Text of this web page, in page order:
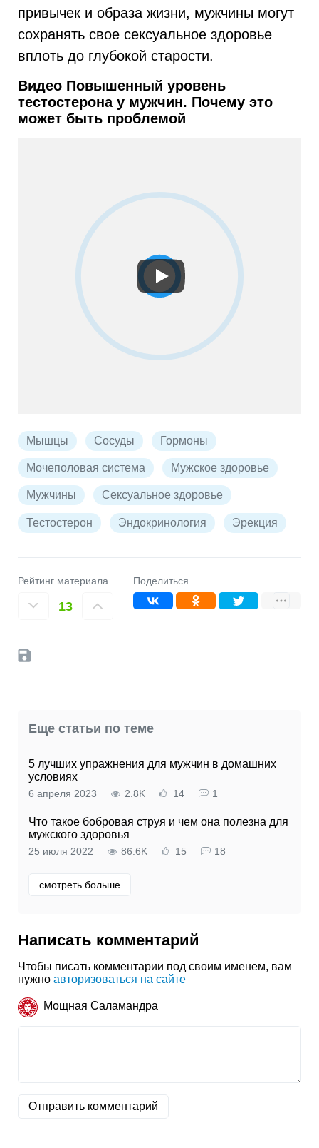
привычек и образа жизни, мужчины могут
сохранять свое сексуальное здоровье
вплоть до глубокой старости.
Видео Повышенный уровень
тестостерона у мужчин. Почему это
может быть проблемой
Мышцы Сосуды Гормоны
Мочеполовая система Мужское здоровье
Мужчины Сексуальное здоровье
Тестостерон Эндокринология Эрекция
Рейтинг материала
13
Поделиться
Еще статьи по теме
5 лучших упражнения для мужчин в домашних
условиях
6 апреля 2023 2.8K 14 1
Что такое бобровая струя и чем она полезна для
мужского здоровья
25 июля 2022 86.6K 15 18
смотреть больше
Написать комментарий
Чтобы писать комментарии под своим именем, вам
нужно авторизоваться на сайте
Мощная Саламандра
Отправить комментарий